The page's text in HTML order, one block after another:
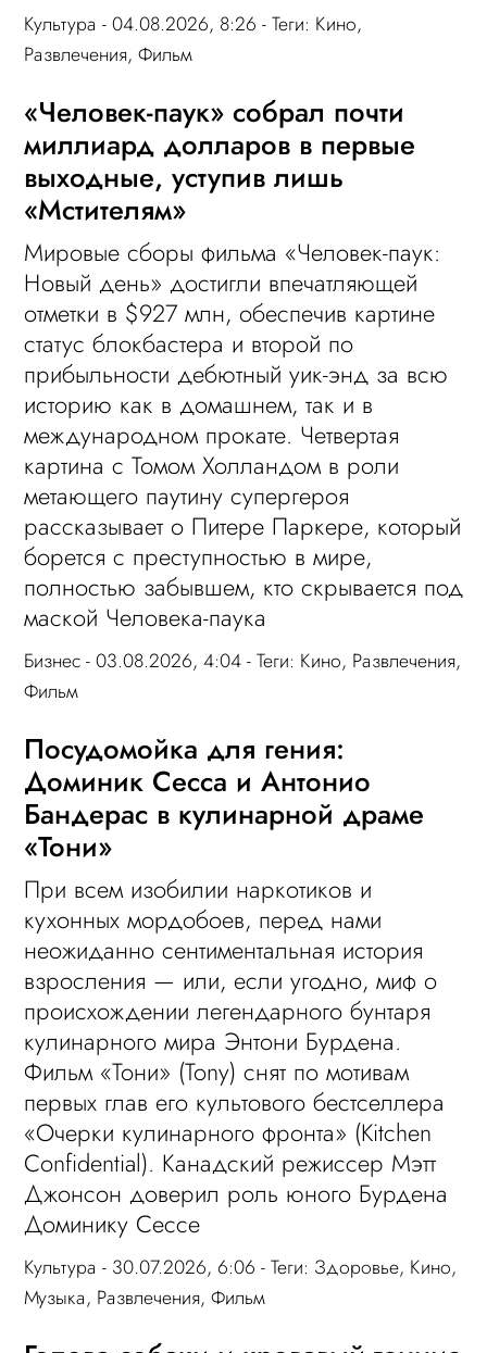
Культура - 04.08.2026, 8:26 - Теги: Кино,
Развлечения,Фильм
«Человек-паук» собрал почти
миллиард долларов в первые
выходные, уступив лишь
«Мстителям»
Мировые сборы фильма «Человек-паук:
Новый день» достигли впечатляющей
отметки в $927 млн, обеспечив картине
статус блокбастера и второй по
прибыльности дебютный уик-энд за всю
историю как в домашнем, так и в
международном прокате. Четвертая
картина с Томом Холландом в роли
метающего паутину супергероя
рассказывает о Питере Паркере, который
борется с преступностью в мире,
полностью забывшем, кто скрывается под
маской Человека-паука
Бизнес- 03.08.2026, 4:04 - Теги: Кино, Развлечения,
Фильм
Посудомойка для гения:
Доминик Сесса и Антонио
Бандерас в кулинарной драме
«Тони»
При всем изобилии наркотиков и
кухонных мордобоев, перед нами
неожиданно сентиментальная история
взросления — или, если угодно, миф о
происхождении легендарного бунтаря
кулинарного мира Энтони Бурдена.
Фильм «Тони» (Tony) снят по мотивам
первых глав его культового бестселлера
«Очерки кулинарного фронта» (Kitchen
Confidential). Канадский режиссер Мэтт
Джонсон доверил роль юного Бурдена
Доминику Сессе
Культура - 30.07.2026, 6:06 - Теги: Здоровье, Кино,
Музыка, Развлечения,Фильм